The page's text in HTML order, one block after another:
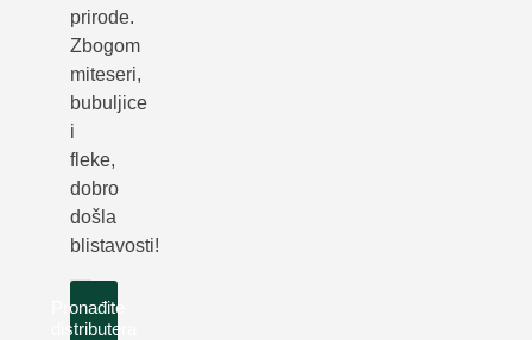
prirode.
Zbogom
miteseri,
bubuljice
i
fleke,
dobro
došla
blistavosti!
Pronađite
distributera